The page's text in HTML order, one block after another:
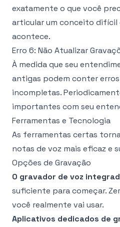
exatamente o que você
articular um conceito difícil
acontece.
Erro 6: Não Atualizar
À medida que seu
antigas podem conter
incompletas.
importantes com seu
Ferramentas e Tecnologia
As ferramentas certas
notas de voz mais eficaz e
Opções de Gravação
O gravador de voz
suficiente para começar.
você realmente vai usar.
Aplicativos dedicados de